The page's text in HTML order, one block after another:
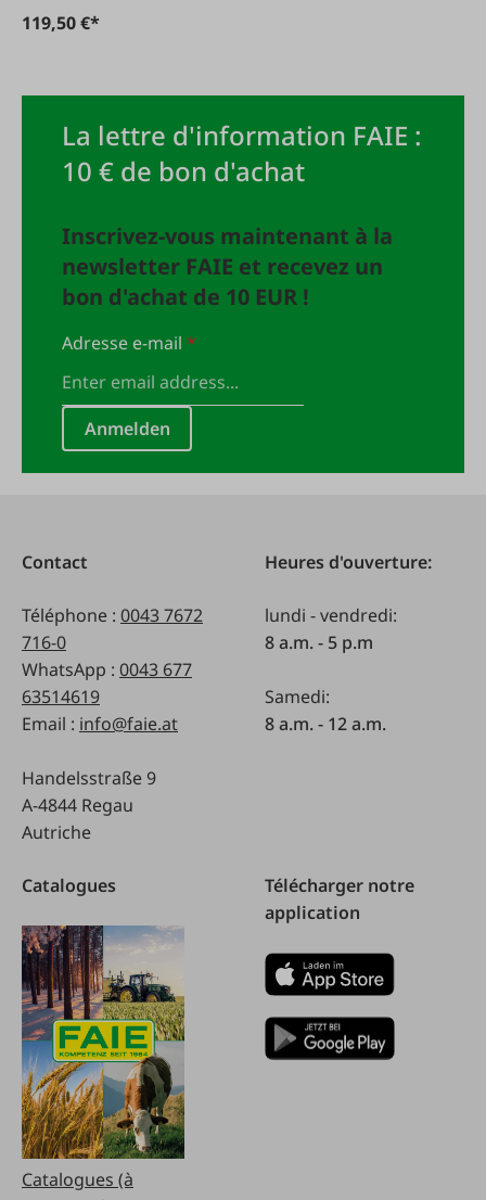
119,50 €*
La lettre d'information FAIE :
10 € de bon d'achat
Inscrivez-vous maintenant à la
newsletter FAIE et recevez un
bon d'achat de 10 EUR !
Adresse e-mail*
Anmelden
Contact
Téléphone : 0043 7672
716-0
WhatsApp : 0043 677
63514619
Email : info@faie.at
Handelsstraße 9
A-4844 Regau
Autriche
Heures d'ouverture:
lundi - vendredi:
8 a.m. - 5 p.m
Samedi:
8 a.m. - 12 a.m.
Catalogues
Catalogues (à
Télécharger notre
application